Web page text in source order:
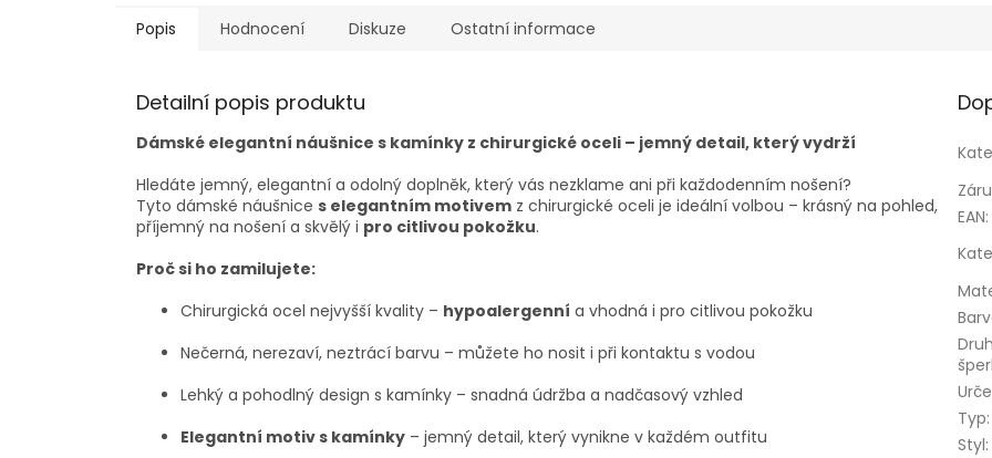
Popis Hodnocení Diskuze Ostatní informace
Detailní popis produktu
Dámské elegantní náušnice s kamínky z chirurgické oceli – jemný detail, který vydrží
Hledáte jemný, elegantní a odolný doplněk, který vás nezklame ani při každodenním nošení?
Tyto dámské náušnice s elegantním motivem z chirurgické oceli je ideální volbou – krásný na pohled,
příjemný na nošení a skvělý i pro citlivou pokožku.
Proč si ho zamilujete:
Chirurgická ocel nejvyšší kvality – hypoalergenní a vhodná i pro citlivou pokožku
Nečerná, nerezaví, neztrácí barvu – můžete ho nosit i při kontaktu s vodou
Lehký a pohodlný design s kamínky – snadná údržba a nadčasový vzhled
Elegantní motiv s kamínky – jemný detail, který vynikne v každém outfitu
EAN:
Druh
Typ:
Styl: